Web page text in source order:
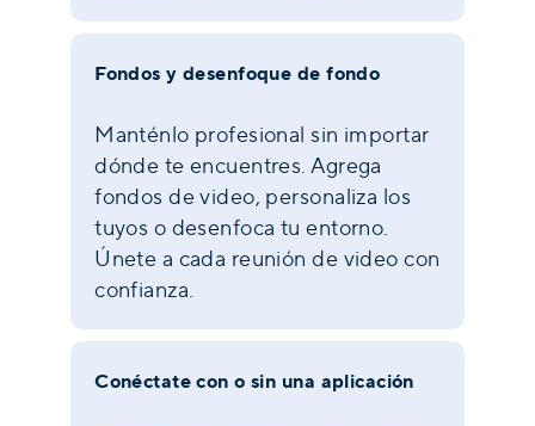
Fondos y desenfoque de fondo
Manténlo profesional sin importar
dónde te encuentres. Agrega
fondos de video, personaliza los
tuyos o desenfoca tu entorno.
Únete a cada reunión de video con
confianza.
Conéctate con o sin una aplicación